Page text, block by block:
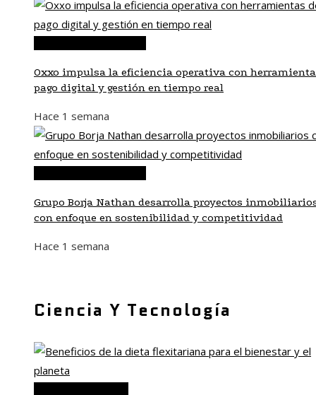
Oxxo impulsa la eficiencia operativa con
pago digital y gestión en tiempo real
Hace 1 semana
Grupo Borja Nathan desarrolla proyectos
con enfoque en sostenibilidad y competitividad
Hace 1 semana
Ciencia Y Tecnología